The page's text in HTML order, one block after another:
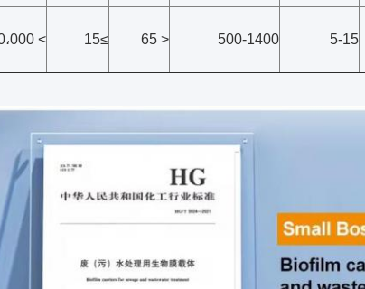
5-15
500-1400
< 65
≥15 > 340،000